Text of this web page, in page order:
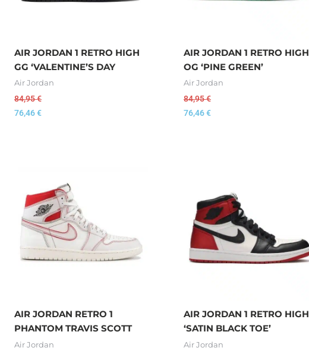
AIR JORDAN 1 RETRO HIGH
GG ‘VALENTINE’S DAY
Air Jordan
84,95€
76,46€
AIR JORDAN 1 RETRO HIGH
OG ‘PINE GREEN’
Air Jordan
84,95€
76,46€
AIR JORDAN RETRO 1
PHANTOM TRAVIS SCOTT
Air Jordan
AIR JORDAN 1 RETRO HIGH
‘SATIN BLACK TOE’
Air Jordan